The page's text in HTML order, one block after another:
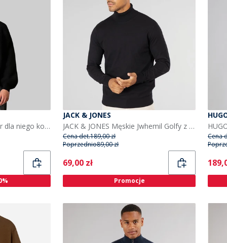
Woodbird Kurt Koi sweter dla niego kolor Czarny
JACK & JONES
JACK & JONES Męskie Jwhemil Golfy z Dzianiny Czarny
Cena det.189,00 zł
Poprzednio89,00 zł
Current
69,00 zł
Promocje
Cena